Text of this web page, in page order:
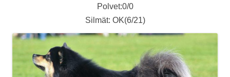
Polvet:0/0
Silmät: OK(6/21)